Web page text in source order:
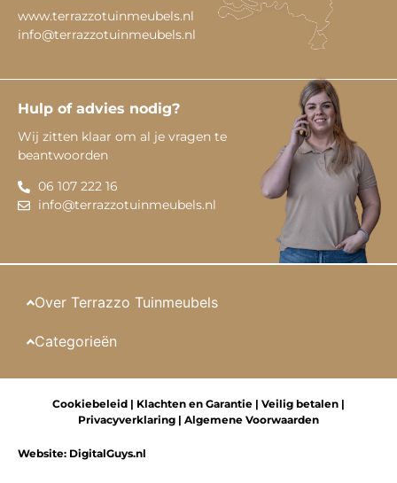
www.terrazzotuinmeubels.nl
info@terrazzotuinmeubels.nl
Hulp of advies nodig?
Wij zitten klaar om al je vragen te
beantwoorden
06 107 222 16
info@terrazzotuinmeubels.nl
Over Terrazzo Tuinmeubels
Categorieën
Website: DigitalGuys.nl
Cookiebeleid | Klachten en Garantie | Veilig betalen |
Privacyverklaring | Algemene Voorwaarden